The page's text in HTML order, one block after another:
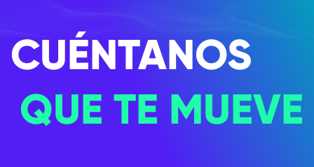
CUÉNTANOS
QUE TE MUEVE